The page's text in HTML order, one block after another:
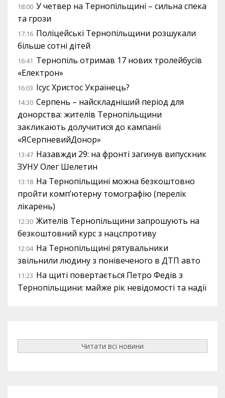
18:00 У четвер на Тернопільщині – сильна спека
та грози
17:16 Поліцейські Тернопільщини розшукали
більше сотні дітей
16:41 Тернопіль отримав 17 нових тролейбусів
«Електрон»
16:03 Ісус Христос Українець?
14:30 Серпень – найскладніший період для
донорства: жителів Тернопільщини
закликають долучитися до кампанії
«ЯСерпневийДонор»
13:47 Назавжди 29: на фронті загинув випускник
ЗУНУ Олег Шелетин
13:18 На Тернопільщині можна безкоштовно
пройти комп’ютерну томографію (перелік
лікарень)
12:30 Жителів Тернопільщини запрошують на
безкоштовний курс з нацспротиву
12:04 На Тернопільщині рятувальники
звільнили людину з понівеченого в ДТП авто
11:23 На щиті повертається Петро Федів з
Тернопільщини: майже рік невідомості та надії
Читати всі новини